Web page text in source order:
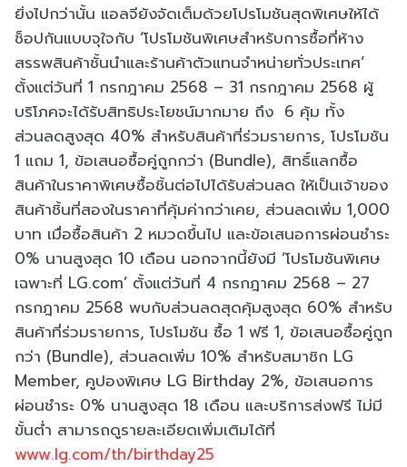
ยิ่งไปกว่านั้น แอลจียังจัดเต็มด้วยโปรโมชันสุดพิเศษให้ได้
ช็อปกันแบบจุใจกับ ‘โปรโมชันพิเศษสำหรับการซื้อที่ห้าง
สรรพสินค้าชั้นนำและร้านค้าตัวแทนจำหน่ายทั่วประเทศ’
ตั้งแต่วันที่ 1 กรกฎาคม 2568 – 31 กรกฎาคม 2568 ผู้
บริโภคจะได้รับสิทธิประโยชน์มากมาย ถึง 6 คุ้ม ทั้ง
ส่วนลดสูงสุด 40% สำหรับสินค้าที่ร่วมรายการ, โปรโมชัน
1 แถม 1, ข้อเสนอซื้อคู่ถูกกว่า (Bundle), สิทธิ์แลกซื้อ
สินค้าในราคาพิเศษซื้อชิ้นต่อไปได้รับส่วนลด ให้เป็นเจ้าของ
สินค้าชิ้นที่สองในราคาที่คุ้มค่ากว่าเคย, ส่วนลดเพิ่ม 1,000
บาท เมื่อซื้อสินค้า 2 หมวดขึ้นไป และข้อเสนอการผ่อนชำระ
0% นานสูงสุด 10 เดือน นอกจากนี้ยังมี ‘โปรโมชันพิเศษ
เฉพาะที่ LG.com’ ตั้งแต่วันที่ 4 กรกฎาคม 2568 – 27
กรกฎาคม 2568 พบกับส่วนลดสุดคุ้มสูงสุด 60% สำหรับ
สินค้าที่ร่วมรายการ, โปรโมชัน ซื้อ 1 ฟรี 1, ข้อเสนอซื้อคู่ถูก
กว่า (Bundle), ส่วนลดเพิ่ม 10% สำหรับสมาชิก LG
Member, คูปองพิเศษ LG Birthday 2%, ข้อเสนอการ
ผ่อนชำระ 0% นานสูงสุด 18 เดือน และบริการส่งฟรี ไม่มี
ขั้นต่ำ สามารถดูรายละเอียดเพิ่มเติมได้ที่
www.lg.com/th/birthday25